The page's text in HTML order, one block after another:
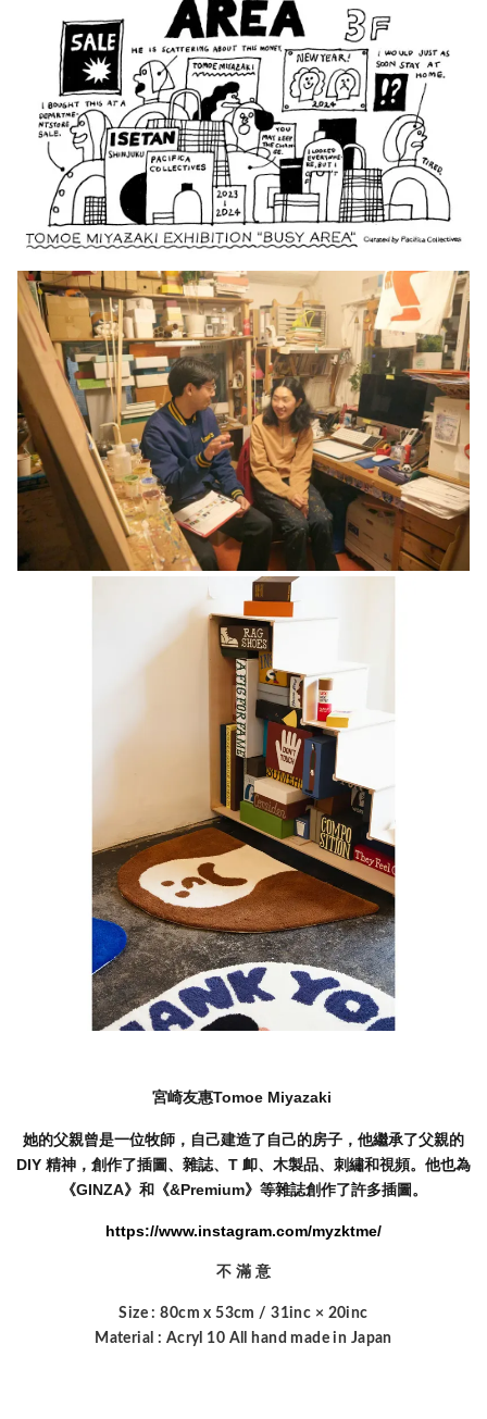
宮崎友惠Tomoe Miyazaki
她的父親曾是一位牧師，自己建造了自己的房子，他繼承了父親的
DIY 精神，創作了插圖、雜誌、T 卹、木製品、刺繡和視頻。他也為
《GINZA》和《&Premium》等雜誌創作了許多插圖。
https://www.instagram.com/myzktme/
不 滿 意
Size : 80cm x 53cm / 31inc × 20inc
Material : Acryl 10 All hand made in Japan